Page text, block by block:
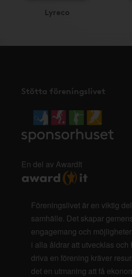
Lyreco
Stötta föreningslivet
En del av AwardIt
Föreningslivet är en viktig
samhälle. Det skapar
engagemang och
i alla åldrar att utvecklas och
driva en förening kräver
det en utmaning att få